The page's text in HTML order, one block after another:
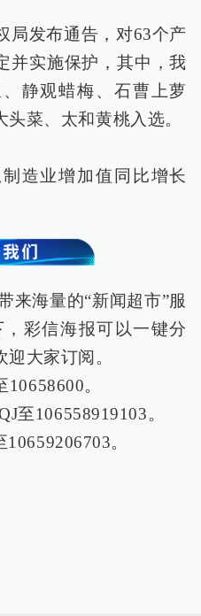
局发布通告，对63个产
并实施保护，其中，我
静观蜡梅、石曹上萝
头菜、太和黄桃入选。
造业增加值同比增长
来海量的“新闻超市”服
彩信海报可以一键分
大家订阅。
。
至106558919103。
。